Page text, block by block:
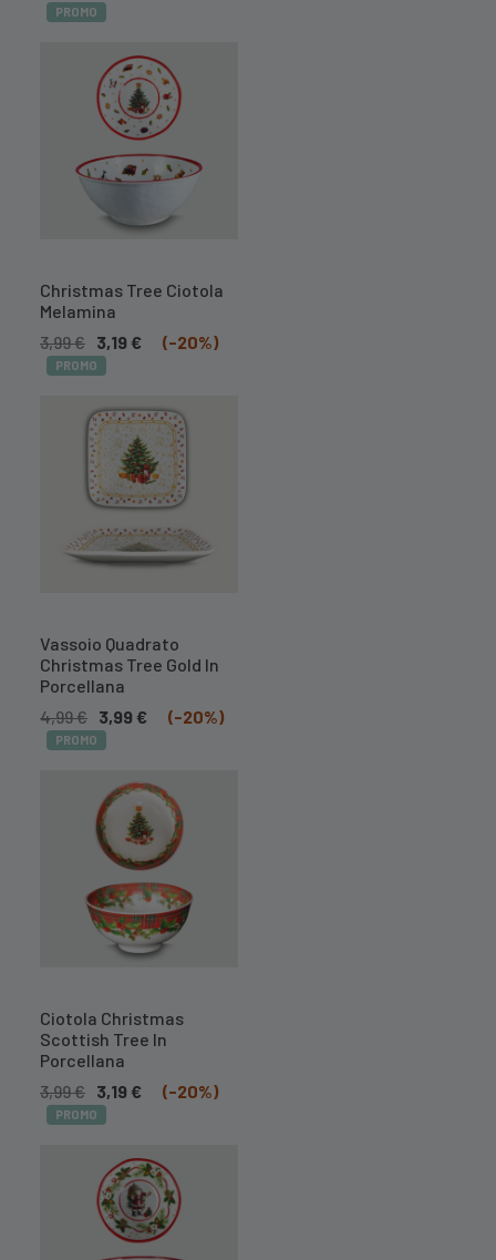
PROMO
DISPONIBILE
Christmas Tree Ciotola
Melamina
3,99€ 3,19 € (-20%)
PROMO
DISPONIBILE
Vassoio Quadrato
Christmas Tree Gold In
Porcellana
4,99€ 3,99 € (-20%)
PROMO
DISPONIBILE
Ciotola Christmas
Scottish Tree In
Porcellana
3,99€ 3,19 € (-20%)
PROMO